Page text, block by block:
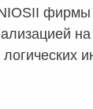
фирмы
на